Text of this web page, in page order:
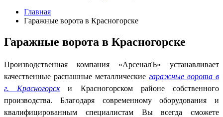
Главная
Гаражные ворота в Красногорске
Гаражные ворота в Красногорске
Производственная компания «АрсеналЪ» устанавливает
качественные распашные металлические гаражные ворота в
г. Красногорски Красногорском районе собственного
производства. Благодаря современному оборудования и
квалифицированным специалистам Вы всегда сможете